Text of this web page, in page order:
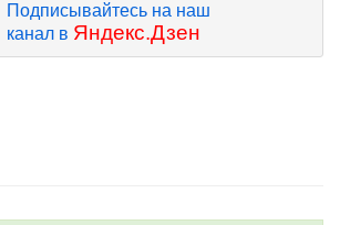
Подписывайтесь на наш
канал в Яндекс.Дзен